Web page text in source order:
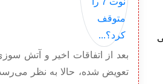
تعویض شده، حالا به نظر